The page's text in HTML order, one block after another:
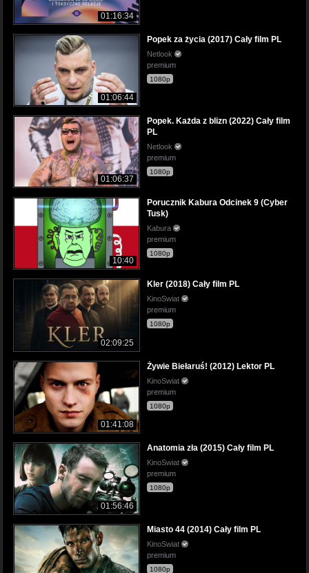
01:16:34
01:06:44
Popek za życia (2017) Cały film PL
Netlook
premium
1080p
01:06:37
Popek. Każda z blizn (2022) Cały film
PL
Netlook
premium
1080p
10:40
Porucznik Kabura Odcinek 9 (Cyber
Tusk)
Kabura
premium
1080p
02:09:25
Kler (2018) Cały film PL
KinoSwiat
premium
1080p
01:41:08
Żywie Biełaruś! (2012) Lektor PL
KinoSwiat
premium
1080p
01:56:46
Anatomia zła (2015) Cały film PL
KinoSwiat
premium
1080p
Miasto 44 (2014) Cały film PL
KinoSwiat
premium
1080p